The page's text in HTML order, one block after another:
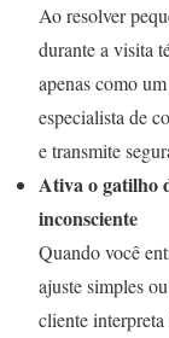
Ao resolver
durante a visita
apenas como
especialista de
e transmite
Ativa o gatilho
inconsciente
Quando você
ajuste simples
cliente